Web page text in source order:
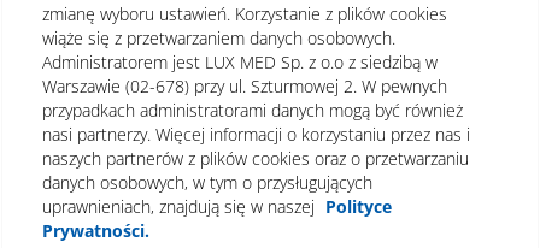
Telefon +48 22 332 28 44
Infolinia czynna w godzinach:
poniedziałek-piątek 7:00-
19:00 sobota 8:00-16:00
Regulamin Polityka prywatności
Dane osobowe
zmianę wyboru ustawień. Korzystanie z plików cookies
wiąże się z przetwarzaniem danych osobowych.
Administratorem jest LUX MED Sp. z o.o z siedzibą w
Warszawie (02-678) przy ul. Szturmowej 2. W pewnych
przypadkach administratorami danych mogą być również
nasi partnerzy. Więcej informacji o korzystaniu przez nas i
naszych partnerów z plików cookies oraz o przetwarzaniu
danych osobowych, w tym o przysługujących
uprawnieniach, znajdują się w naszej Polityce
Prywatności.